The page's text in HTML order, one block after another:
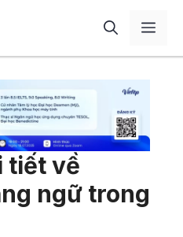
tiết về
ngữ trong